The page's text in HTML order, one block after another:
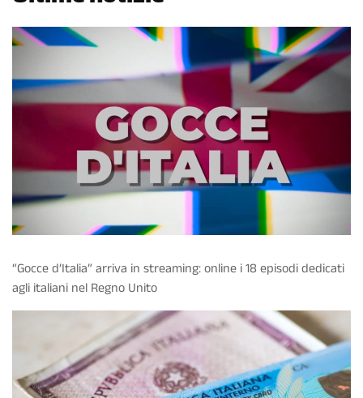
“Gocce d’Italia” arriva in streaming: online i 18 episodi dedicati
agli italiani nel Regno Unito